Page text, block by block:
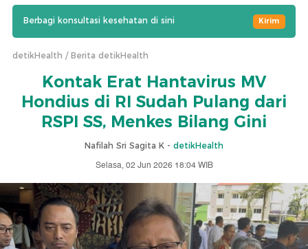
Berbagi konsultasi kesehatan di sini Kirim
detikHealth Berita detikHealth
Kontak Erat Hantavirus MV
Hondius di RI Sudah Pulang dari
RSPI SS, Menkes Bilang Gini
Nafilah Sri Sagita K - detikHealth
Selasa, 02 Jun 2026 18:04 WIB